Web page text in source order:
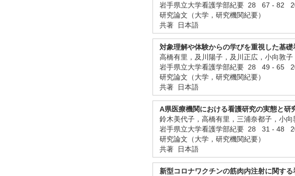
岩手県立大学看護学部紀要 28 67 - 82
研究論文（大学，研究機関紀要）
共著 日本語
対象理解や体験からの学びを重視した基
高橋有里，及川陽子，及川正広，小向敦
岩手県立大学看護学部紀要 28 49 - 65
研究論文（大学，研究機関紀要）
共著 日本語
A県医療機関における看護研究の実態と研
鈴木美代子，高橋有里，三浦奈都子，小向
岩手県立大学看護学部紀要 28 31 - 48
研究論文（大学，研究機関紀要）
共著 日本語
新型コロナワクチンの筋肉内注射に関す